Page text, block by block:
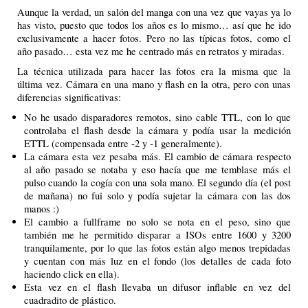
Aunque la verdad, un salón del manga con una vez que vayas ya lo
has visto, puesto que todos los años es lo mismo… así que he ido
exclusivamente a hacer fotos. Pero no las típicas fotos, como el
año pasado… esta vez me he centrado más en retratos y miradas.
La técnica utilizada para hacer las fotos era la misma que la
última vez. Cámara en una mano y flash en la otra, pero con unas
diferencias significativas:
No he usado disparadores remotos, sino cable TTL, con lo que
controlaba el flash desde la cámara y podía usar la medición
ETTL (compensada entre -2 y -1 generalmente).
La cámara esta vez pesaba más. El cambio de cámara respecto
al año pasado se notaba y eso hacía que me temblase más el
pulso cuando la cogía con una sola mano. El segundo día (el post
de mañana) no fui solo y podía sujetar la cámara con las dos
manos :)
El cambio a fullframe no solo se nota en el peso, sino que
también me he permitido disparar a ISOs entre 1600 y 3200
tranquilamente, por lo que las fotos están algo menos trepidadas
y cuentan con más luz en el fondo (los detalles de cada foto
haciendo click en ella).
Esta vez en el flash llevaba un difusor inflable en vez del
cuadradito de plástico.